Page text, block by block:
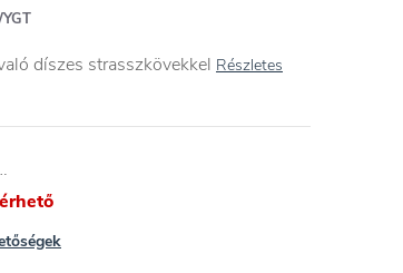
díszes strasszkövekkel Részletes